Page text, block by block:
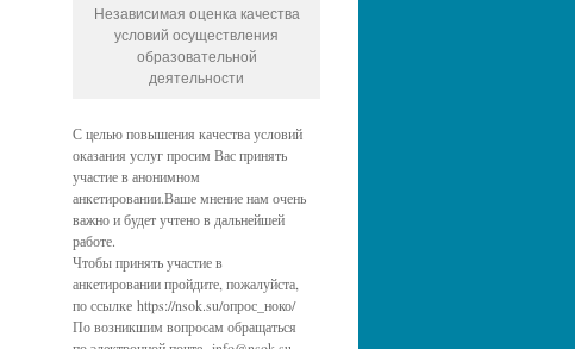
Независимая оценка качества
условий осуществления
образовательной
деятельности
С целью повышения качества условий
оказания услуг просим Вас принять
участие в анонимном
анкетировании.Ваше мнение нам очень
важно и будет учтено в дальнейшей
работе.
Чтобы принять участие в
анкетировании пройдите, пожалуйста,
по ссылке https://nsok.su/опрос_ноко/
По возникшим вопросам обращаться